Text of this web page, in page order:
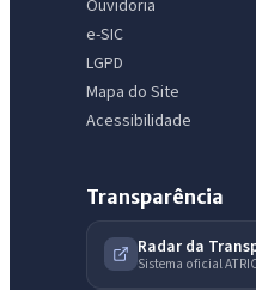
Ouvidoria
e-SIC
LGPD
Mapa do Site
Acessibilidade
Transparência
Radar da
Sistema oficial